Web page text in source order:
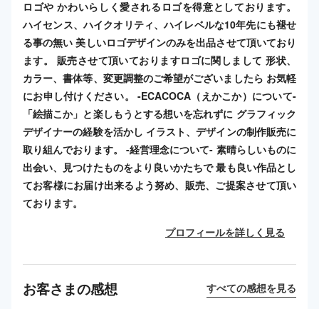
ロゴや かわいらしく愛されるロゴを得意としております。
ハイセンス、ハイクオリティ、ハイレベルな10年先にも褪せ
る事の無い 美しいロゴデザインのみを出品させて頂いており
ます。 販売させて頂いておりますロゴに関しまして 形状、
カラー、書体等、変更調整のご希望がございましたら お気軽
にお申し付けください。 -ECACOCA（えかこか）について-
「絵描こか」と楽しもうとする想いを忘れずに グラフィック
デザイナーの経験を活かし イラスト、デザインの制作販売に
取り組んでおります。 -経営理念について- 素晴らしいものに
出会い、見つけたものをより良いかたちで 最も良い作品とし
てお客様にお届け出来るよう努め、販売、ご提案させて頂い
ております。
プロフィールを詳しく見る
お客さまの感想 すべての感想を見る